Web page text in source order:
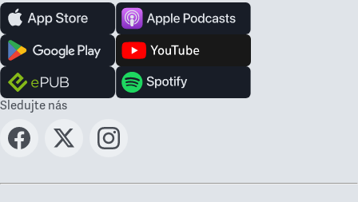
Sledujte nás